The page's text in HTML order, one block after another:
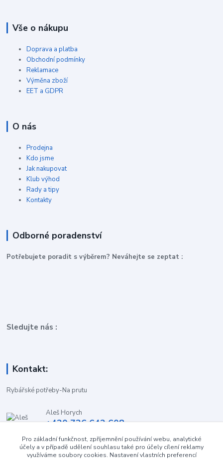
Vše o nákupu
Doprava a platba
Obchodní podmínky
Reklamace
Výměna zboží
EET a GDPR
O nás
Prodejna
Kdo jsme
Jak nakupovat
Klub výhod
Rady a tipy
Kontakty
Odborné poradenství
Potřebujete poradit s výběrem? Neváhejte se zeptat :
Sledujte nás :
Kontakt:
Rybářské potřeby-Na prutu
Aleš Horych
+420 736 642 608
obchod-naprutu@seznam.cz
Pro základní funkčnost, zpříjemnění používání webu, analytické
účely a v případě udělení souhlasu také pro účely cílení reklamy
využíváme soubory cookies. Nastavení vlastních preferencí